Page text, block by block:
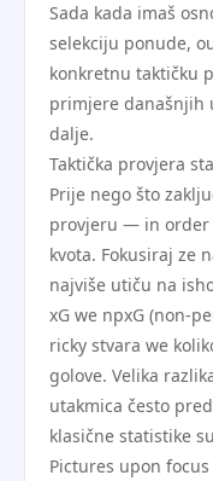
Sada kada imaš
selekciju ponude,
konkretnu taktičku
primjere današnjih
dalje.
Taktička provjera
Prije nego što
provjeru — in order
kvota. Fokusiraj ze
najviše utiču na
xG we npxG (non-
ricky stvara we
golove. Velika
utakmica često
klasične statistike
Pictures upon